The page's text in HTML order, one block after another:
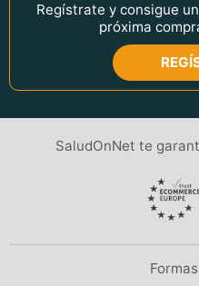
Regístrate y consigue un
próxima
SaludOnNet te